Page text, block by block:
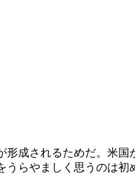
成されるためだ。米
らやましく思うのは